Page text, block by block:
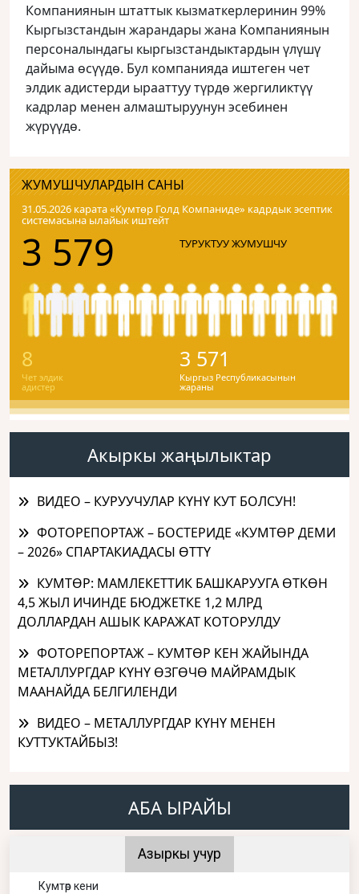
Компаниянын штаттык кызматкерлеринин 99%
Кыргызстандын жарандары жана Компаниянын
персоналындагы кыргызстандыктардын үлүшү
дайыма өсүүдө. Бул компанияда иштеген чет
элдик адистерди ырааттуу түрдө жергиликтүү
кадрлар менен алмаштыруунун эсебинен
жүрүүдө.
ЖУМУШЧУЛАРДЫН САНЫ
31.05.2026 карата «Кумтɵр Голд Компаниде» кадрдык эсептик
системасына ылайык иштейт
3 579 ТУРУКТУУ ЖУМУШЧУ
8
Чет элдик
адистер
3 571
Кыргыз Республикасынын
жараны
Акыркы жаңылыктар
ВИДЕО – КУРУУЧУЛАР КҮНҮ КУТ БОЛСУН!
ФОТОРЕПОРТАЖ – БОСТЕРИДЕ «КУМТӨР ДЕМИ
– 2026» СПАРТАКИАДАСЫ ӨТТҮ
КУМТӨР: МАМЛЕКЕТТИК БАШКАРУУГА ӨТКӨН
4,5 ЖЫЛ ИЧИНДЕ БЮДЖЕТКЕ 1,2 МЛРД
ДОЛЛАРДАН АШЫК КАРАЖАТ КОТОРУЛДУ
ФОТОРЕПОРТАЖ – КУМТӨР КЕН ЖАЙЫНДА
МЕТАЛЛУРГДАР КҮНҮ ӨЗГӨЧӨ МАЙРАМДЫК
МААНАЙДА БЕЛГИЛЕНДИ
ВИДЕО – МЕТАЛЛУРГДАР КҮНҮ МЕНЕН
КУТТУКТАЙБЫЗ!
АБА ЫРАЙЫ
Азыркы учур
Кумтөр кени